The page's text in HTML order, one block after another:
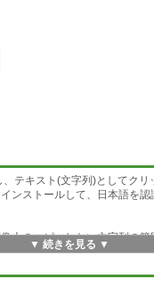
テキスト(文字列)としてク
ンストールして、日本語を
上のコピーしたい文字列の
ップボードにコピーされる
(転送)する」か「再度、OCR
。
▼ 続きを見る ▼